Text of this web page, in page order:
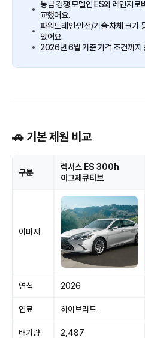
동급 경쟁 모델인 ES와 레인지로
교했어요.
파워트레인·안전/기술·차체 크기
았어요.
2026년 6월 기준 가격 조건까지
🚗 기본 제원 비교
구분
렉서스 ES 300h
이그제큐티브
이미지
연식 2026
연료 하이브리드
배기량 2,487